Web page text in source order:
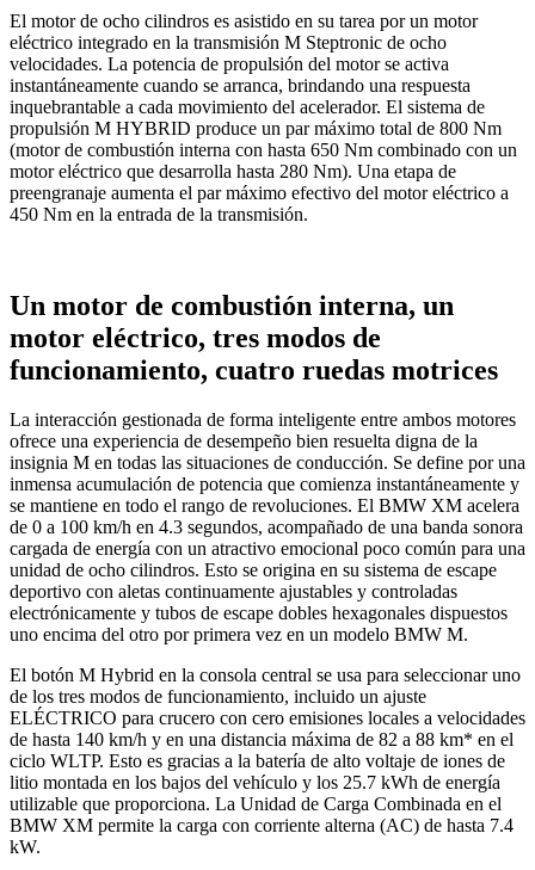
El motor de ocho cilindros es asistido en su tarea por un motor
eléctrico integrado en la transmisión M Steptronic de ocho
velocidades. La potencia de propulsión del motor se activa
instantáneamente cuando se arranca, brindando una respuesta
inquebrantable a cada movimiento del acelerador. El sistema de
propulsión M HYBRID produce un par máximo total de 800 Nm
(motor de combustión interna con hasta 650 Nm combinado con un
motor eléctrico que desarrolla hasta 280 Nm). Una etapa de
preengranaje aumenta el par máximo efectivo del motor eléctrico a
450 Nm en la entrada de la transmisión.
Un motor de combustión interna, un
motor eléctrico, tres modos de
funcionamiento, cuatro ruedas motrices
La interacción gestionada de forma inteligente entre ambos motores
ofrece una experiencia de desempeño bien resuelta digna de la
insignia M en todas las situaciones de conducción. Se define por una
inmensa acumulación de potencia que comienza instantáneamente y
se mantiene en todo el rango de revoluciones. El BMW XM acelera
de 0 a 100 km/h en 4.3 segundos, acompañado de una banda sonora
cargada de energía con un atractivo emocional poco común para una
unidad de ocho cilindros. Esto se origina en su sistema de escape
deportivo con aletas continuamente ajustables y controladas
electrónicamente y tubos de escape dobles hexagonales dispuestos
uno encima del otro por primera vez en un modelo BMW M.
El botón M Hybrid en la consola central se usa para seleccionar uno
de los tres modos de funcionamiento, incluido un ajuste
ELÉCTRICO para crucero con cero emisiones locales a velocidades
de hasta 140 km/h y en una distancia máxima de 82 a 88 km* en el
ciclo WLTP. Esto es gracias a la batería de alto voltaje de iones de
litio montada en los bajos del vehículo y los 25.7 kWh de energía
utilizable que proporciona. La Unidad de Carga Combinada en el
BMW XM permite la carga con corriente alterna (AC) de hasta 7.4
kW.